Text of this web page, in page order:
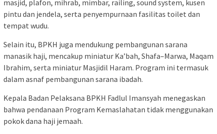
masjid, plafon, mihrab, mimbar, railing, sound system, kusen
pintu dan jendela, serta penyempurnaan fasilitas toilet dan
tempat wudu.
Selain itu, BPKH juga mendukung pembangunan sarana
manasik haji, mencakup miniatur Ka’bah, Shafa–Marwa, Maqam
Ibrahim, serta miniatur Masjidil Haram. Program ini termasuk
dalam asnaf pembangunan sarana ibadah.
Kepala Badan Pelaksana BPKH Fadlul Imansyah menegaskan
bahwa pendanaan Program Kemaslahatan tidak menggunakan
pokok dana haji jemaah.